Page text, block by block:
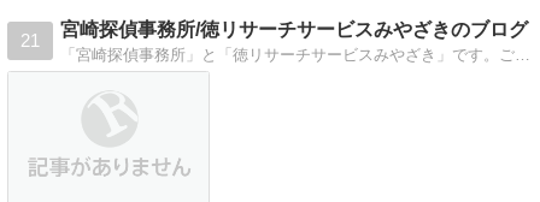
21
宮崎探偵事務所/徳リサーチサービスみやざきのブログ
「宮崎探偵事務所」と「徳リサーチサービスみやざき」です。ご相談24時間受付中です！調査は全国対応致します！